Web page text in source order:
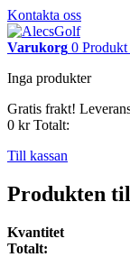
Kontakta oss
Varukorg 0 Produkt
Inga produkter
Gratis frakt!
0 kr Totalt:
Till kassan
Produkten
Kvantitet
Totalt: